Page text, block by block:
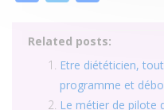
Related posts:
Etre diététicien,
programme et
Le métier de pilote